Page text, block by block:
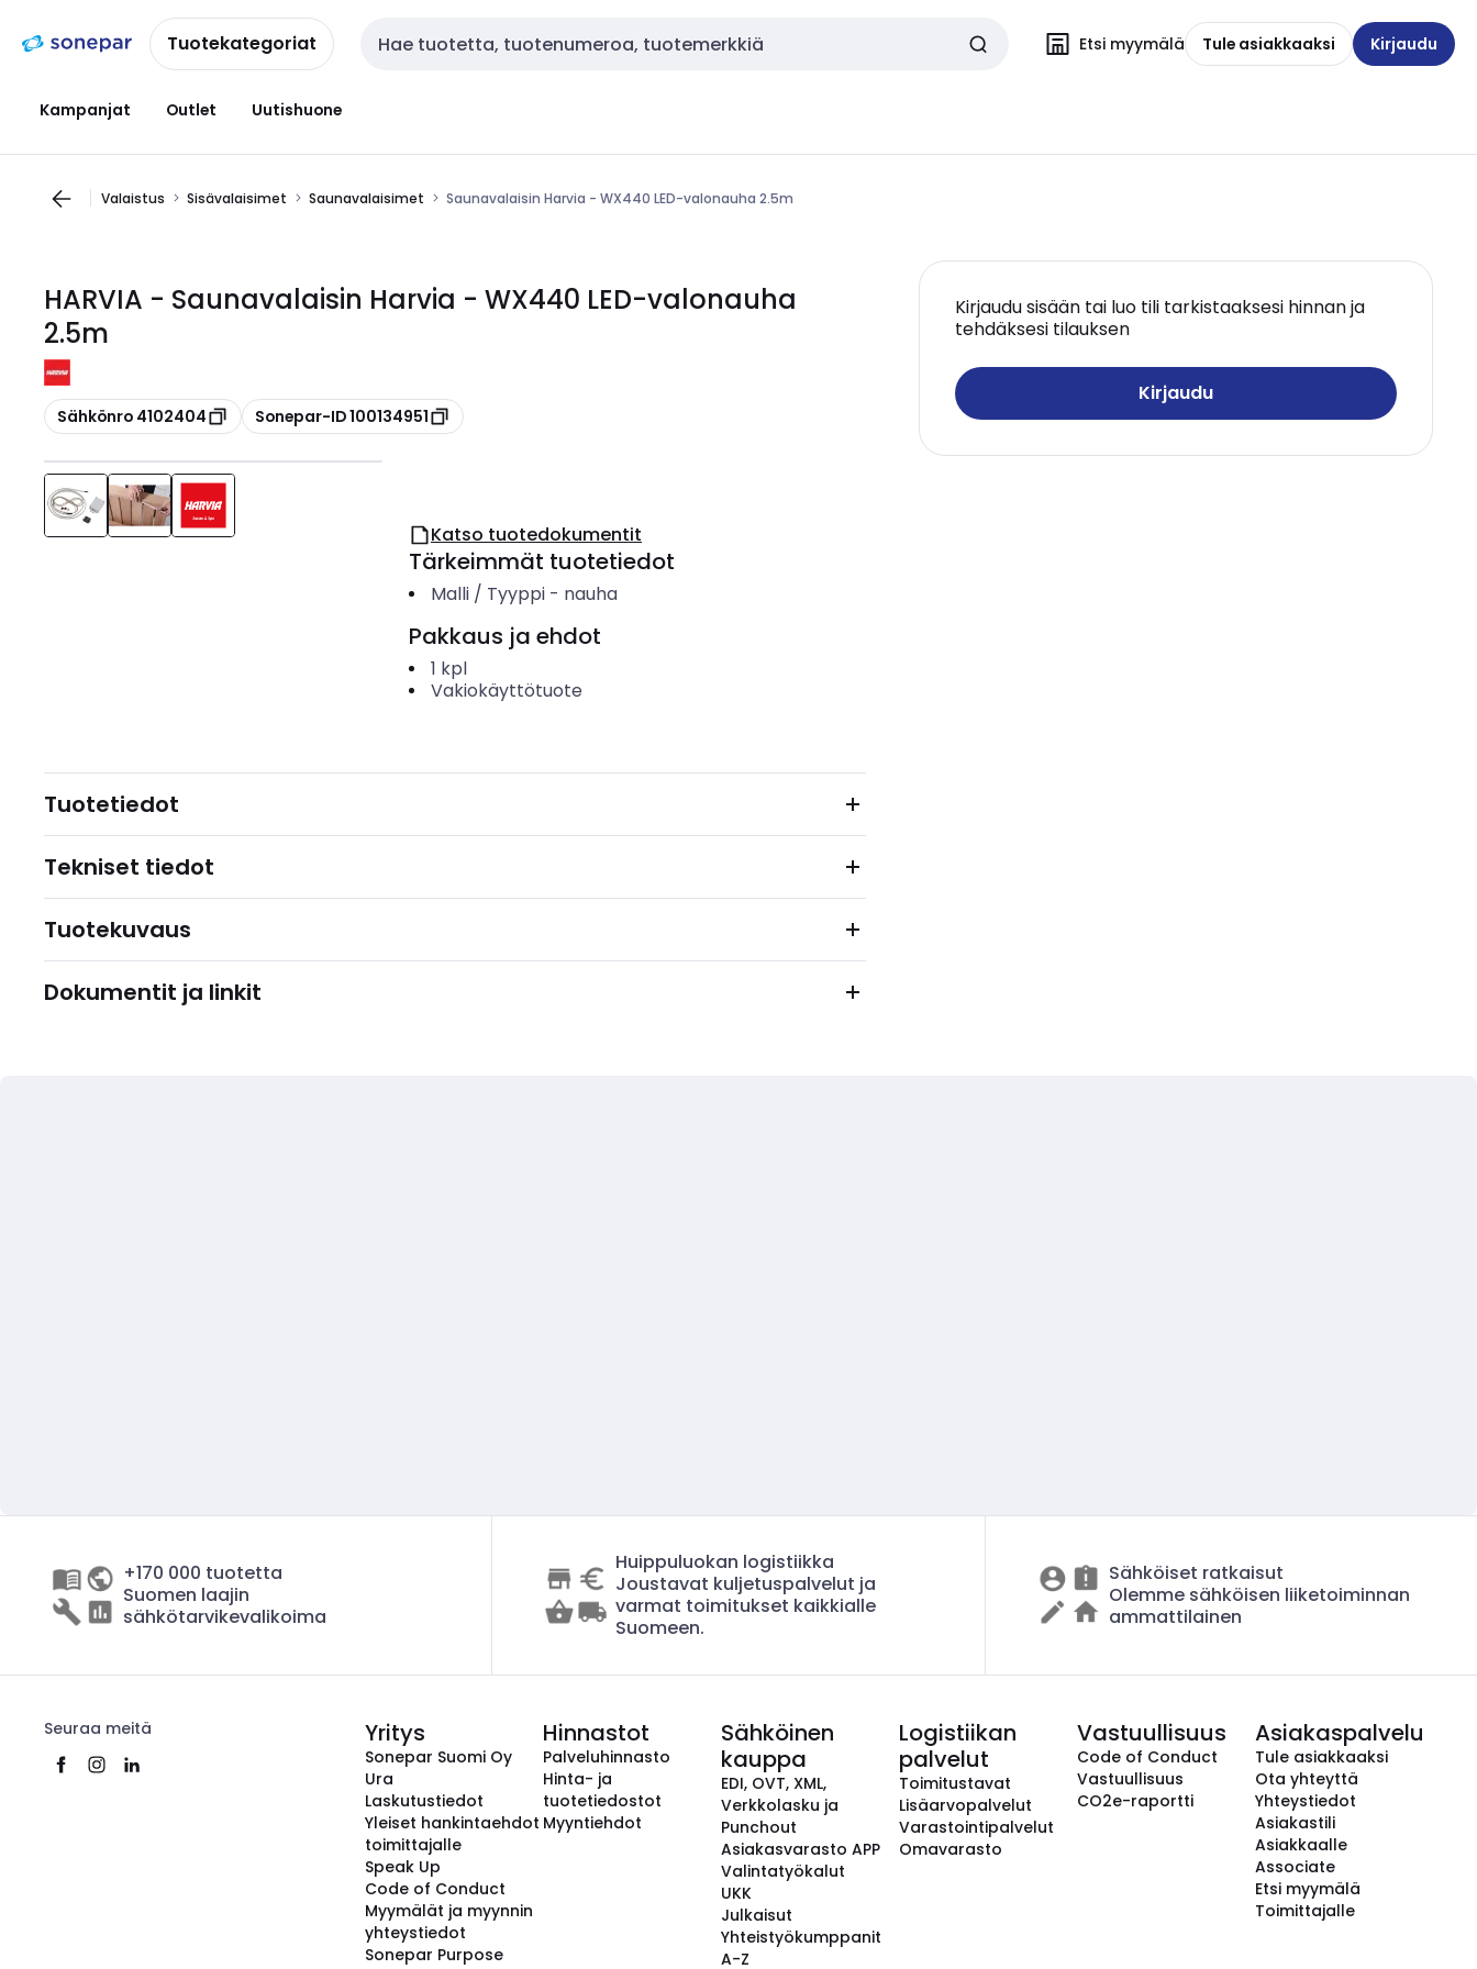
navigointiinsisältöönTuotekategoriat Haku Etsi myymälä Tule asiakkaaksi Kirjaudu
Kampanjat Outlet Uutishuone
Valaistus Sisävalaisimet Saunavalaisimet Saunavalaisin Harvia - WX440 LED-valonauha 2.5m
HARVIA - Saunavalaisin Harvia - WX440 LED-valonauha
2.5m
Kopioi
Sähkönro 4102404 Kopioi
Sonepar-ID 100134951
Kirjaudu sisään tai luo tili tarkistaaksesi hinnan ja
tehdäksesi tilauksen
Kirjaudu
Katso tuotedokumentit
Tärkeimmät tuotetiedot
Malli / Tyyppi- nauha
Pakkaus ja ehdot
1 kpl
Vakiokäyttötuote
Tuotetiedot
Tekniset tiedot
Tuotekuvaus
Dokumentit ja linkit
+170 000 tuotetta
Suomen laajin
sähkötarvikevalikoima
Huippuluokan logistiikka
Joustavat kuljetuspalvelut ja
varmat toimitukset kaikkialle
Suomeen.
Sähköiset ratkaisut
Olemme sähköisen liiketoiminnan
ammattilainen
Seuraa meitä Yritys
Sonepar Suomi Oy
Ura
Laskutustiedot
Yleiset hankintaehdot
toimittajalle
Speak Up
Code of Conduct
Myymälät ja myynnin
yhteystiedot
Sonepar Purpose
Hinnastot
Palveluhinnasto
Hinta- ja
tuotetiedostot
Myyntiehdot
Sähköinen
kauppa
EDI, OVT, XML,
Verkkolasku ja
Punchout
Asiakasvarasto APP
Valintatyökalut
UKK
Julkaisut
Yhteistyökumppanit
A-Z
Logistiikan
palvelut
Toimitustavat
Lisäarvopalvelut
Varastointipalvelut
Omavarasto
Vastuullisuus
Code of Conduct
Vastuullisuus
CO2e-raportti
Asiakaspalvelu
Tule asiakkaaksi
Ota yhteyttä
Yhteystiedot
Asiakastili
Asiakkaalle
Associate
Etsi myymälä
Toimittajalle